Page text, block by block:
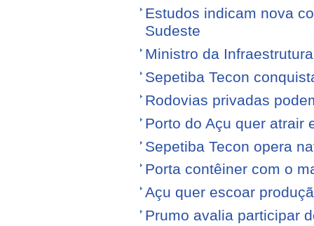
Estudos indicam nova
Sudeste
Ministro da
Sepetiba Tecon
Rodovias privadas
Porto do Açu quer atrair
Sepetiba Tecon opera
Porta contêiner com o
Açu quer escoar
Prumo avalia participar